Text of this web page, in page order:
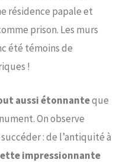
résidence papale et
prison. Les murs
été témoins de
!
aussi étonnanteque
On observe
: de l’antiquité à
impressionnante